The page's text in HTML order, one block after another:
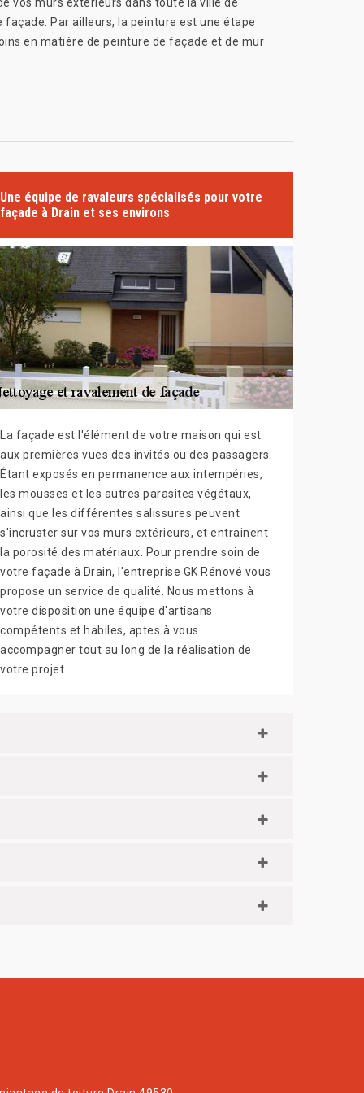
vos murs extérieurs dans toute la ville de
Par ailleurs, la peinture est une étape
en matière de peinture de façade et de mur
Une équipe de ravaleurs spécialisés pour votre
façade à Drain et ses environs
La façade est l'élément de votre maison qui est
aux premières vues des invités ou des passagers.
Étant exposés en permanence aux intempéries,
les mousses et les autres parasites végétaux,
ainsi que les différentes salissures peuvent
s'incruster sur vos murs extérieurs, et entrainent
la porosité des matériaux. Pour prendre soin de
votre façade à Drain, l'entreprise GK Rénové vous
propose un service de qualité. Nous mettons à
votre disposition une équipe d'artisans
compétents et habiles, aptes à vous
accompagner tout au long de la réalisation de
votre projet.